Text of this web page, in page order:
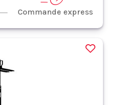
Commande express